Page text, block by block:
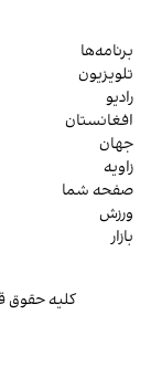
برنامه‌ها
تلویزیون
رادیو
افغانستان
جهان
زاویه
صفحه شما
ورزش
بازار
کلیه حقوق